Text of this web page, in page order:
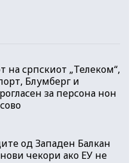
на српскиот „Телеком“,
Блумберг и
за персона нон
од Западен Балкан
нови чекори ако ЕУ не